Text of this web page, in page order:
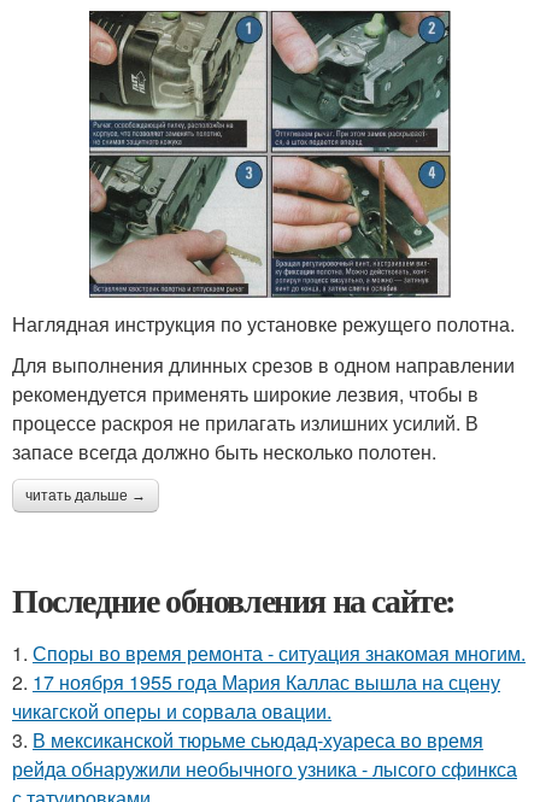
Наглядная инструкция по установке режущего полотна.
Для выполнения длинных срезов в одном направлении
рекомендуется применять широкие лезвия, чтобы в
процессе раскроя не прилагать излишних усилий. В
запасе всегда должно быть несколько полотен.
читать дальше →
Последние обновления на сайте:
1. Споры во время ремонта - ситуация знакомая многим.
2. 17 ноября 1955 года Мария Каллас вышла на сцену
чикагской оперы и сорвала овации.
3. В мексиканской тюрьме сьюдад-хуареса во время
рейда обнаружили необычного узника - лысого сфинкса